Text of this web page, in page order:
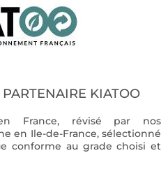
KIATOO
France, révisé par nos
en Ile-de-France, sélectionné
conforme au grade choisi et